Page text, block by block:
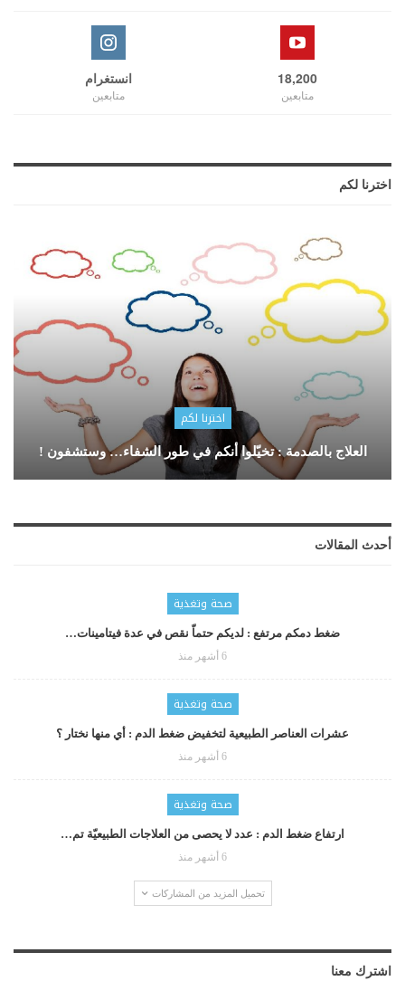
18,200
متابعين
انستغرام
متابعين
اخترنا لكم
اخترنا لكم
العلاج بالصدمة : تخيّلوا أنكم في طور الشفاء… وستشفون !
أحدث المقالات
صحة وتغذية
ضغط دمكم مرتفع : لديكم حتماّ نقص في عدة فيتامينات…
6 أشهر منذ
صحة وتغذية
عشرات العناصر الطبيعية لتخفيض ضغط الدم : أي منها نختار ؟
6 أشهر منذ
صحة وتغذية
ارتفاع ضغط الدم : عدد لا يحصى من العلاجات الطبيعيّة تم…
6 أشهر منذ
تحميل المزيد من المشاركات
اشترك معنا